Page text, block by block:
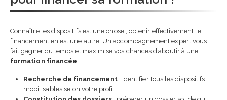
Connaître les dispositifs est une chose ; obtenir effectivement le
financement en est une autre. Un accompagnement expert vous
fait gagner du temps et maximise vos chances d’aboutir à une
formation financée :
Recherche de financement: identifier tous les dispositifs
mobilisables selon votre profil.